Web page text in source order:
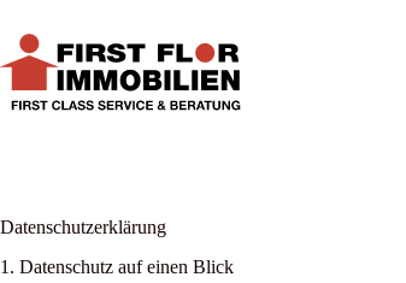
Inhalt
springen
Datenschutzerklärung
1. Datenschutz auf einen Blick